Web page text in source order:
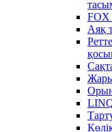
FOX
Аяқ